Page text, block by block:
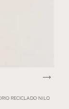
RECICLADO NILO